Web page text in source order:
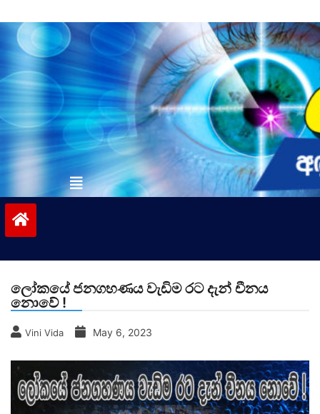
to
contentvinivida.lk
ලෝකයේ ජනගහණය වැඩිම රට දැන් චීනය
නොවේ !
Vini Vida May 6, 2023